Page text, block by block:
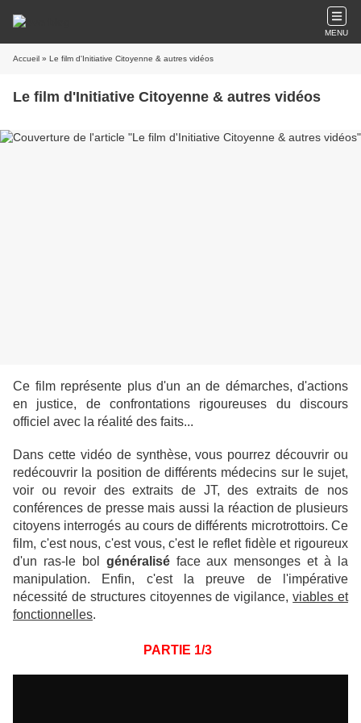
MENU
Accueil » Le film d'Initiative Citoyenne & autres vidéos
Le film d'Initiative Citoyenne & autres vidéos
Ce film représente plus d'un an de démarches, d'actions
en justice, de confrontations rigoureuses du discours
officiel avec la réalité des faits...
Dans cette vidéo de synthèse, vous pourrez découvrir ou
redécouvrir la position de différents médecins sur le sujet,
voir ou revoir des extraits de JT, des extraits de nos
conférences de presse mais aussi la réaction de plusieurs
citoyens interrogés au cours de différents microtrottoirs. Ce
film, c'est nous, c'est vous, c'est le reflet fidèle et rigoureux
d'un ras-le bol généraliséface aux mensonges et à la
manipulation. Enfin, c'est la preuve de l'impérative
nécessité de structures citoyennes de vigilance,viables et
fonctionnelles.
PARTIE 1/3